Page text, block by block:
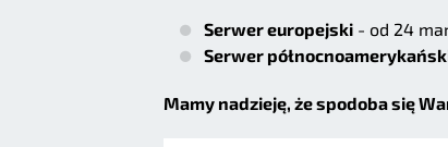
Serwer europejski - od 24
Serwer
Mamy nadzieję, że spodoba się